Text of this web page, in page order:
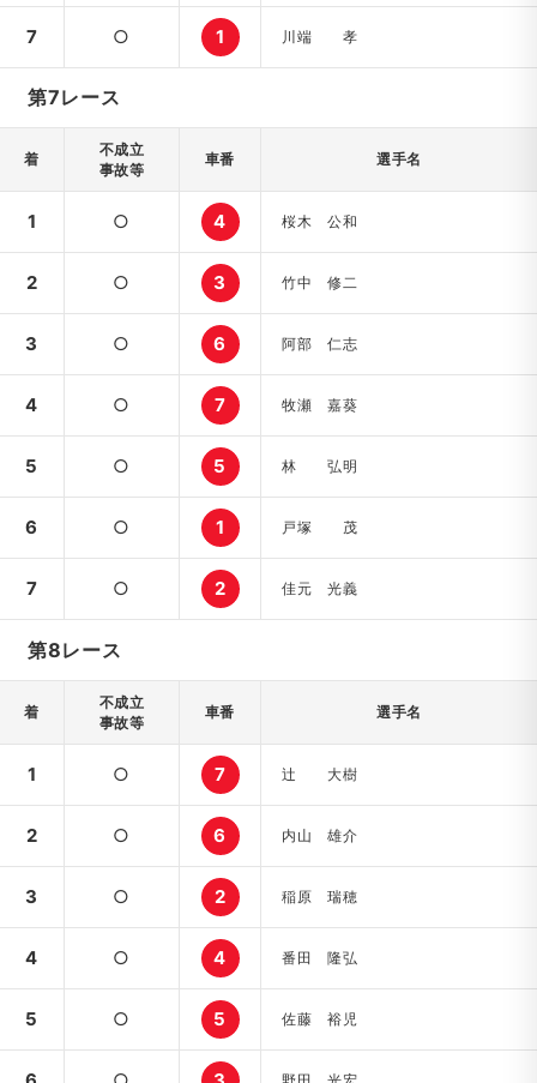
7 ○ 1 川端 孝
第7レース
着
不成立
事故等
車番 選手名
1 ○ 4 桜木 公和
2 ○ 3 竹中 修二
3 ○ 6 阿部 仁志
4 ○ 7 牧瀬 嘉葵
5 ○ 5 林 弘明
6 ○ 1 戸塚 茂
7 ○ 2 佳元 光義
第8レース
着
不成立
事故等
車番 選手名
1 ○ 7 辻 大樹
2 ○ 6 内山 雄介
3 ○ 2 稲原 瑞穂
4 ○ 4 番田 隆弘
5 ○ 5 佐藤 裕児